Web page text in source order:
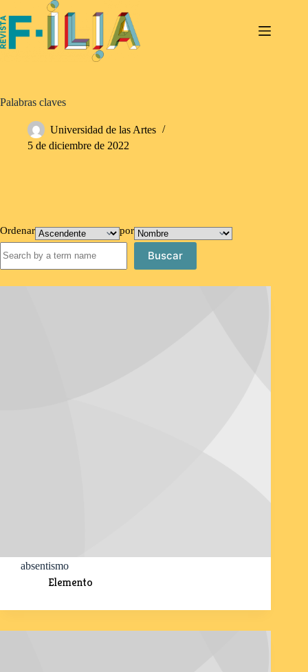
al
contenido
Palabras claves
Universidad de las Artes
5 de diciembre de 2022
Ordenar por
Buscar
absentismo
Elemento